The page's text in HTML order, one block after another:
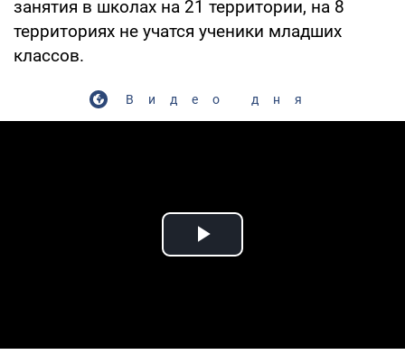
занятия в школах на 21 территории, на 8
территориях не учатся ученики младших
классов.
Видео дня
Play Video